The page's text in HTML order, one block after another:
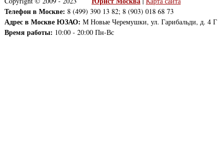
Телефон в Москве: 8 (499) 390 13 82; 8 (903) 018 68 73
Адрес в Москве ЮЗАО: М Новые Черемушки, ул. Гарибальди, д. 4 Г
Время работы: 10:00 - 20:00 Пн-Вс